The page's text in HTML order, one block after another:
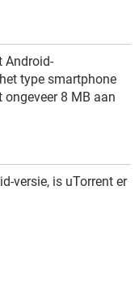
Android-
type smartphone
8 MB aan
versie, is uTorrent er